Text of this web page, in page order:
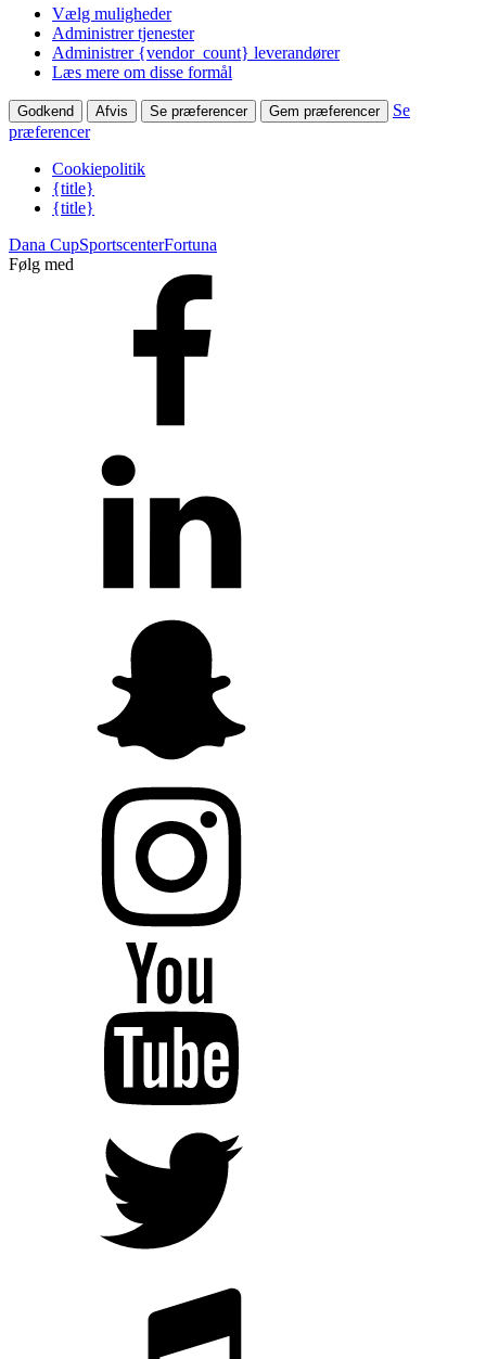
Vælg muligheder
Administrer tjenester
Administrer {vendor_count} leverandører
Læs mere om disse formål
Godkend Afvis Se præferencer Gem præferencer
Se
præferencer
Cookiepolitik
{title}
{title}
Dana CupSportscenterFortuna
Følg med